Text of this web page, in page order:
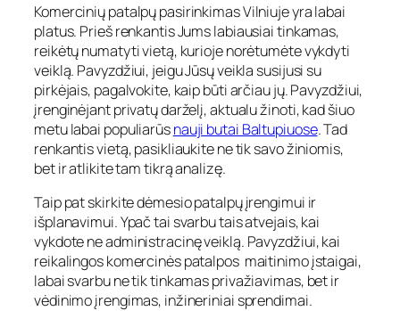
Komercinių patalpų pasirinkimas Vilniuje yra labai
platus. Prieš renkantis Jums labiausiai tinkamas,
reikėtų numatyti vietą, kurioje norėtumėte vykdyti
veiklą. Pavyzdžiui, jeigu Jūsų veikla susijusi su
pirkėjais, pagalvokite, kaip būti arčiau jų. Pavyzdžiui,
įrenginėjant privatų darželį, aktualu žinoti, kad šiuo
metu labai populiarūsnauji butai Baltupiuose. Tad
renkantis vietą, pasikliaukite ne tik savo žiniomis,
bet ir atlikite tam tikrą analizę.
Taip pat skirkite dėmesio patalpų įrengimui ir
išplanavimui. Ypač tai svarbu tais atvejais, kai
vykdote ne administracinę veiklą. Pavyzdžiui, kai
reikalingos komercinės patalpos maitinimo įstaigai,
labai svarbu ne tik tinkamas privažiavimas, bet ir
vėdinimo įrengimas, inžineriniai sprendimai.